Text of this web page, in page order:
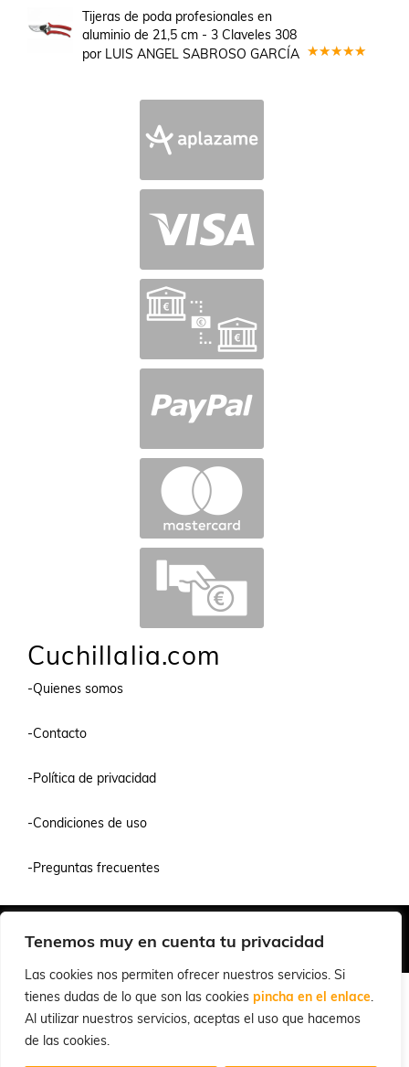
Tenemos muy en cuenta tu privacidad
Las cookies nos permiten ofrecer nuestros servicios. Si
tienes dudas de lo que son las cookies pincha en el enlace.
Al utilizar nuestros servicios, aceptas el uso que hacemos
de las cookies.
Tijeras de poda profesionales en
aluminio de 21,5 cm - 3 Claveles 308
por LUIS ANGEL SABROSO GARCÍA
Cuchillalia.com
-Quienes somos
-Contacto
-Política de privacidad
-Condiciones de uso
-Preguntas frecuentes
© 2026 Cuchillalia.com